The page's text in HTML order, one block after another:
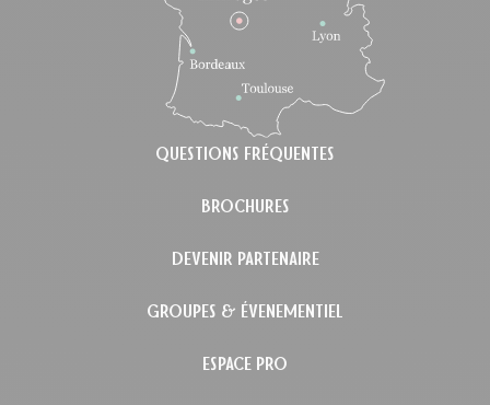
QUESTIONS FRÉQUENTES
BROCHURES
DEVENIR PARTENAIRE
GROUPES & ÉVENEMENTIEL
ESPACE PRO